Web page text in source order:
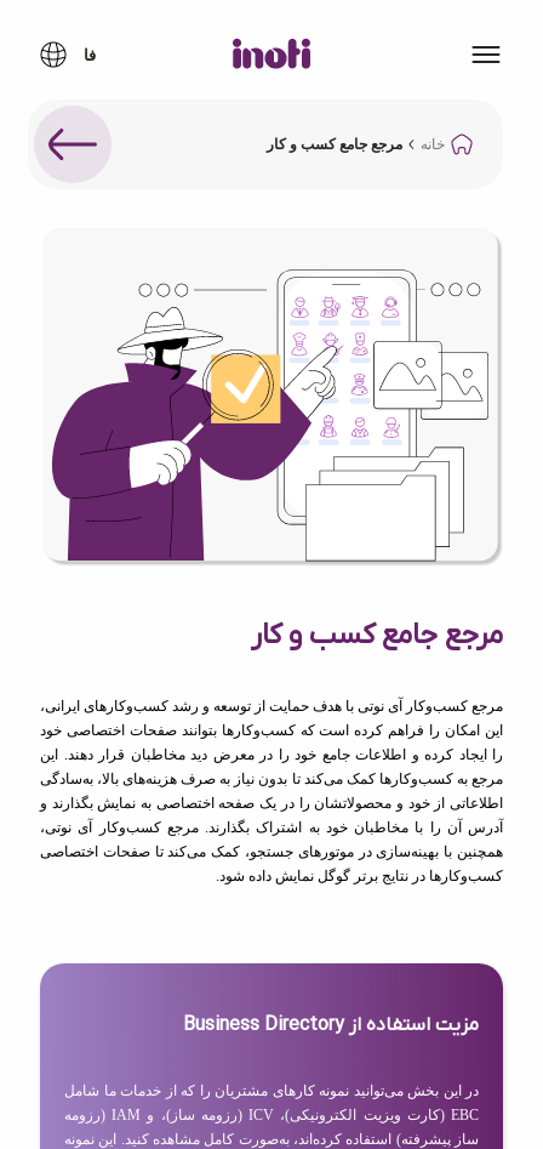
خانه مرجع جامع کسب و کار
مرجع جامع کسب و کار
مرجع کسب‌وکار آی نوتی با هدف حمایت از توسعه و رشد کسب‌وکارهای ایرانی،
این امکان را فراهم کرده است که کسب‌وکارها بتوانند صفحات اختصاصی خود
را ایجاد کرده و اطلاعات جامع خود را در معرض دید مخاطبان قرار دهند. این
مرجع به کسب‌وکارها کمک می‌کند تا بدون نیاز به صرف هزینه‌های بالا، به‌سادگی
اطلاعاتی از خود و محصولاتشان را در یک صفحه اختصاصی به نمایش بگذارند و
آدرس آن را با مخاطبان خود به اشتراک بگذارند. مرجع کسب‌وکار آی نوتی،
همچنین با بهینه‌سازی در موتورهای جستجو، کمک می‌کند تا صفحات اختصاصی
کسب‌وکارها در نتایج برتر گوگل نمایش داده شود.
مزیت استفاده از Business Directory
در این بخش می‌توانید نمونه کارهای مشتریان را که از خدمات ما شامل
EBC (کارت ویزیت الکترونیکی)، ICV (رزومه ساز)، و IAM (رزومه
ساز پیشرفته) استفاده کرده‌اند، به‌صورت کامل مشاهده کنید. این نمونه